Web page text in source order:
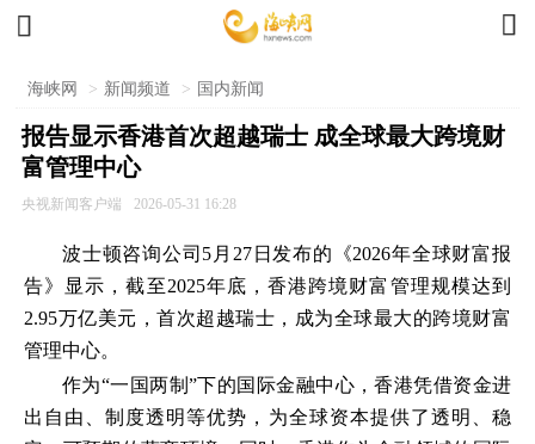
 
海峡网 > 新闻频道 > 国内新闻
报告显示香港首次超越瑞士 成全球最大跨境财
富管理中心
央视新闻客户端 2026-05-31 16:28
波士顿咨询公司5月27日发布的《2026年全球财富报
告》显示，截至2025年底，香港跨境财富管理规模达到
2.95万亿美元，首次超越瑞士，成为全球最大的跨境财富
管理中心。
作为“一国两制”下的国际金融中心，香港凭借资金进
出自由、制度透明等优势，为全球资本提供了透明、稳